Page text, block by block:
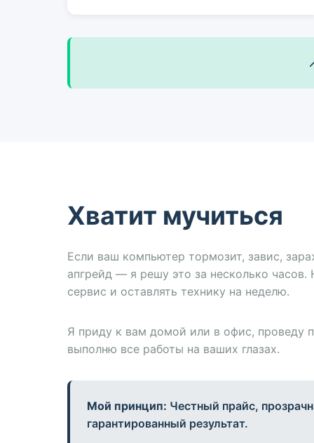
Хватит мучиться
Если ваш компьютер тормозит, завис,
апгрейд — я решу это за несколько часов.
сервис и оставлять технику на неделю.
Я приду к вам домой или в офис, проведу
выполню все работы на ваших глазах.
Мой принцип: Честный прайс,
гарантированный результат.